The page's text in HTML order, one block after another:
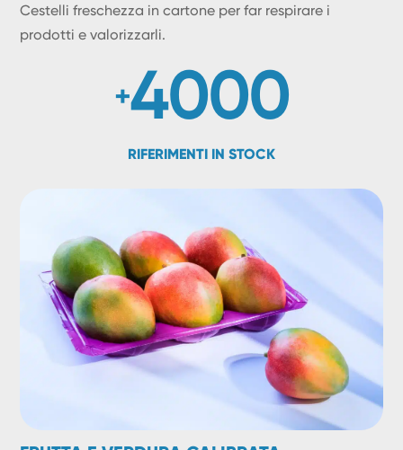
Cestelli freschezza in cartone per far respirare i
prodotti e valorizzarli.
4000
RIFERIMENTI IN STOCK